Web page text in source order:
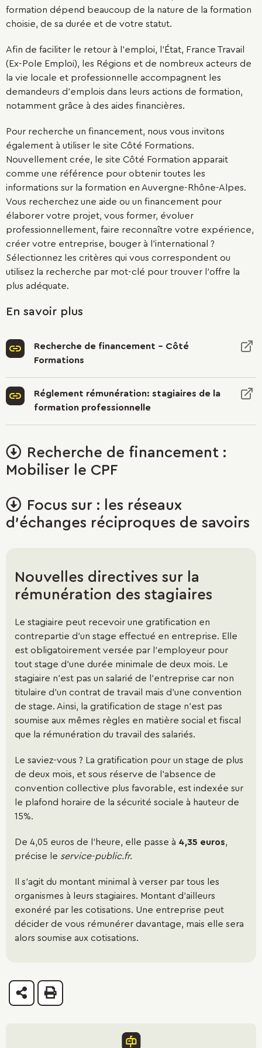
formation dépend beaucoup de la nature de la formation
choisie, de sa durée et de votre statut.
Afin de faciliter le retour à l'emploi, l'État, France Travail
(Ex-Pole Emploi), les Régions et de nombreux acteurs de
la vie locale et professionnelle accompagnent les
demandeurs d’emplois dans leurs actions de formation,
notamment grâce à des aides financières.
Pour recherche un financement, nous vous invitons
également à utiliser le site Côté Formations.
Nouvellement crée, le site Côté Formation apparait
comme une référence pour obtenir toutes les
informations sur la formation en Auvergne-Rhône-Alpes.
Vous recherchez une aide ou un financement pour
élaborer votre projet, vous former, évoluer
professionnellement, faire reconnaître votre expérience,
créer votre entreprise, bouger à l'international ?
Sélectionnez les critères qui vous correspondent ou
utilisez la recherche par mot-clé pour trouver l'offre la
plus adéquate.
En savoir plus
Recherche de financement - Côté
Formations
Réglement rémunération: stagiaires de la
formation professionnelle
Déplier/replier
le
Recherche de financement :
Mobiliser le CPF
Qu’est-ce que le Compte personnel de
formation ?
Le Compte personnel de formation (CPF) permet à toute
personne active, dès son entrée sur le marché du travail
et jusqu’à la date à laquelle elle fait valoir l’ensemble de
ses droits à la retraite, d’acquérir des droits à la formation
mobilisables tout au long de sa vie professionnelle.
ainsi de contribuer, à l’initiative de la personne elle-
même, au maintien de l’employabilité et à la sécurisation
du parcours professionnel.
Le compte personnel de formation ou CPF s’adresse à
dans le cadre de la loi pour la Liberté de choisir son avenir
professionnel et d’acquérir des droits à la formation tout
au long de sa vie professionnelle. La formation est un droit
universel d’évolution professionnelle attaché à la
personne tout au long de sa vie active jusqu’à la retraite.
Depuis le 1 erjanvier 2019, dans le cadre de la loi pour la
Liberté de choisir son avenir professionnel, le CPF est
À qui s’adresse le Compte personnel de
formation ?
Depuis le 5 janvier 2015, toute personne dite « active »
Déplier/replier
le
Focus sur : les réseaux
d’échanges réciproques de savoirs
des savoirs avec celles qui souhaitent transmettre leurs
connaissances, dans un lieu convivial et sans rapport
Cuisine, informatique, activités manuelles, couture,
langues... Les RERS sont ouverts à chaque personne
souhaitant acquérir, développer, perfectionner,
transmettre des savoirs. Dans un RERS, chaque personne
est tour à tour offreuse (lorsqu'on propose un savoir) et
demandeuse (lorsqu'on souhaite acquérir un savoir). Les
échanges se passent selon un accord défini entre la
personne qui offre et celle qui demande, fixant les
et lieu).
Nouvelles directives sur la
rémunération des stagiaires
Le stagiaire peut recevoir une gratification en
contrepartie d’un stage effectué en entreprise. Elle
est obligatoirement versée par l’employeur pour
tout stage d’une durée minimale de deux mois. Le
stagiaire n’est pas un salarié de l’entreprise car non
titulaire d’un contrat de travail mais d’une convention
de stage. Ainsi, la gratification de stage n’est pas
soumise aux mêmes règles en matière social et fiscal
que la rémunération du travail des salariés.
Le saviez-vous ? La gratification pour un stage de plus
de deux mois, et sous réserve de l’absence de
convention collective plus favorable, est indexée sur
le plafond horaire de la sécurité sociale à hauteur de
15%.
De 4,05 euros de l’heure, elle passe à 4,35 euros,
précise le service-public.fr.
Il s’agit du montant minimal à verser par tous les
organismes à leurs stagiaires. Montant d’ailleurs
exonéré par les cotisations. Une entreprise peut
décider de vous rémunérer davantage, mais elle sera
alors soumise aux cotisations.
PartagerImprimer